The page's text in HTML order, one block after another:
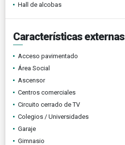
Hall de alcobas
Características externas
Acceso pavimentado
Área Social
Ascensor
Centros comerciales
Circuito cerrado de TV
Colegios / Universidades
Garaje
Gimnasio